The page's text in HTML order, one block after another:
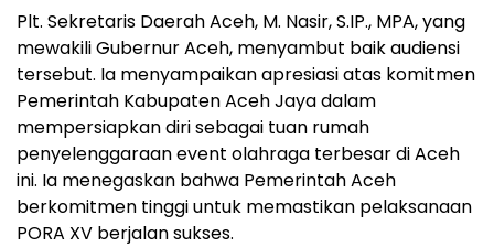
Plt. Sekretaris Daerah Aceh, M. Nasir, S.IP., MPA, yang
mewakili Gubernur Aceh, menyambut baik audiensi
tersebut. Ia menyampaikan apresiasi atas komitmen
Pemerintah Kabupaten Aceh Jaya dalam
mempersiapkan diri sebagai tuan rumah
penyelenggaraan event olahraga terbesar di Aceh
ini. Ia menegaskan bahwa Pemerintah Aceh
berkomitmen tinggi untuk memastikan pelaksanaan
PORA XV berjalan sukses.